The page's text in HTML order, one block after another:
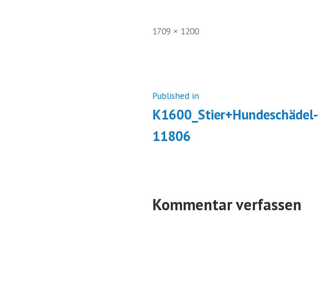
Full
1709 × 1200
Beitragsnavigation
Published in
K1600_Stier+Hundeschädel-
11806
Kommentar verfassen